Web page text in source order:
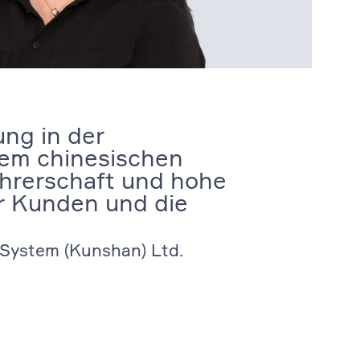
in der
chinesischen
und hohe
Kunden und die
(Kunshan) Ltd.